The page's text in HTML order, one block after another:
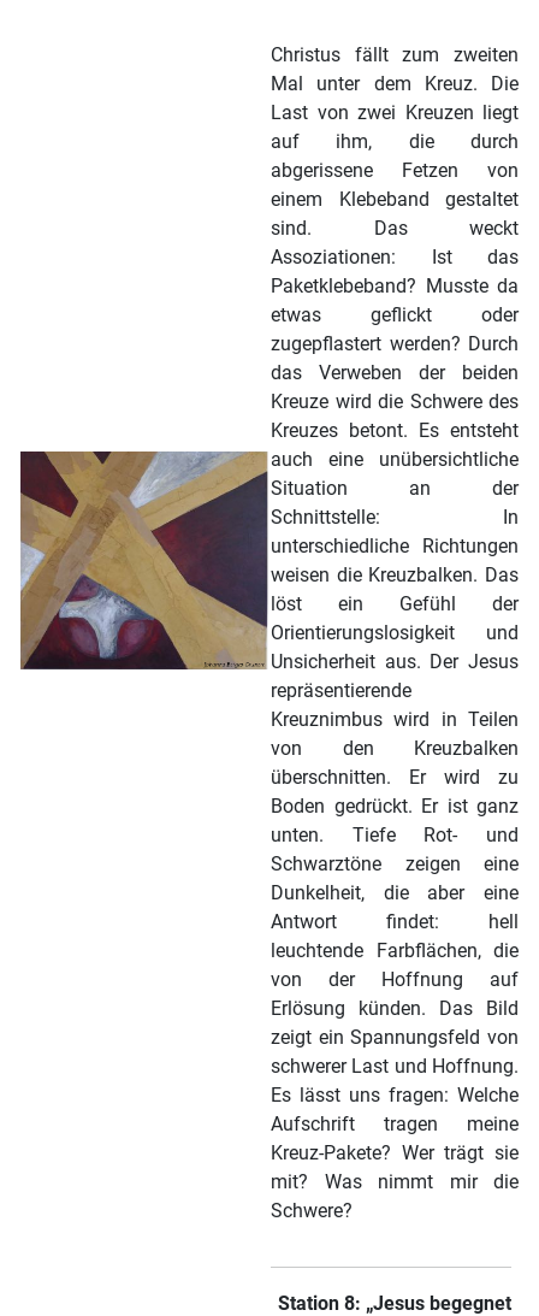
Christus fällt zum zweiten
Mal unter dem Kreuz. Die
Last von zwei Kreuzen liegt
auf ihm, die durch
abgerissene Fetzen von
einem Klebeband gestaltet
sind. Das weckt
Assoziationen: Ist das
Paketklebeband? Musste da
etwas geflickt oder
zugepflastert werden? Durch
das Verweben der beiden
Kreuze wird die Schwere des
Kreuzes betont. Es entsteht
auch eine unübersichtliche
Situation an der
Schnittstelle: In
unterschiedliche Richtungen
weisen die Kreuzbalken. Das
löst ein Gefühl der
Orientierungslosigkeit und
Unsicherheit aus. Der Jesus
repräsentierende
Kreuznimbus wird in Teilen
von den Kreuzbalken
überschnitten. Er wird zu
Boden gedrückt. Er ist ganz
unten. Tiefe Rot- und
Schwarztöne zeigen eine
Dunkelheit, die aber eine
Antwort findet: hell
leuchtende Farbflächen, die
von der Hoffnung auf
Erlösung künden. Das Bild
zeigt ein Spannungsfeld von
schwerer Last und Hoffnung.
Es lässt uns fragen: Welche
Aufschrift tragen meine
Kreuz-Pakete? Wer trägt sie
mit? Was nimmt mir die
Schwere?
Station 8: „Jesus begegnet